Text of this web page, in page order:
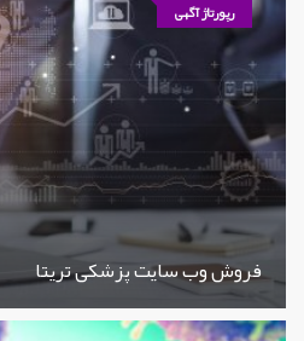
رپورتاژ آگهی
فروش وب سایت پزشکی تریتا